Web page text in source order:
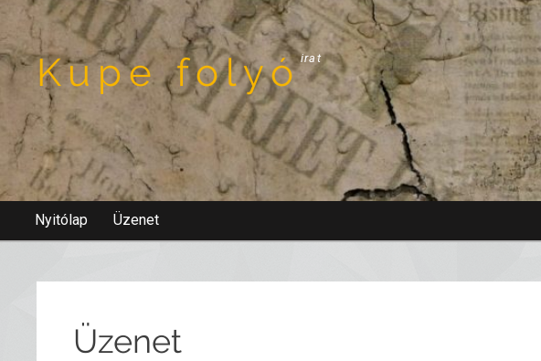
Kupe folyóirat
Nyitólap Üzenet
Üzenet